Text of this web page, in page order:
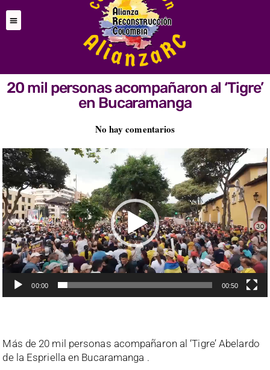
20 mil personas acompañaron al ‘Tigre’
en Bucaramanga
No hay comentarios
Reproductor
de
vídeo
00:00 00:50
Más de 20 mil personas acompañaron al ‘Tigre’ Abelardo
de la Espriella en Bucaramanga .